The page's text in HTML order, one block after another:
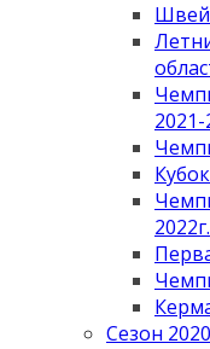
2021-
2022г.
Сезон